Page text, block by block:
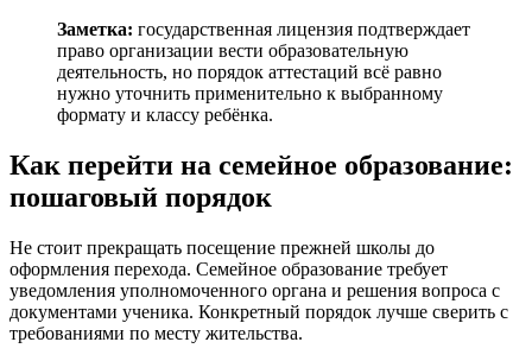
Заметка: государственная лицензия подтверждает
право организации вести образовательную
деятельность, но порядок аттестаций всё равно
нужно уточнить применительно к выбранному
формату и классу ребёнка.
Как перейти на семейное образование:
пошаговый порядок
Не стоит прекращать посещение прежней школы до
оформления перехода. Семейное образование требует
уведомления уполномоченного органа и решения вопроса с
документами ученика. Конкретный порядок лучше сверить с
требованиями по месту жительства.